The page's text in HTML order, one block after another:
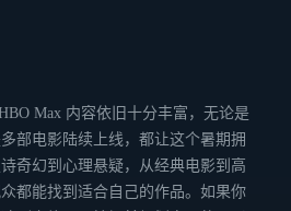
Max 内容依旧十分丰富，无论是
部电影陆续上线，都让这个暑期拥
奇幻到心理悬疑，从经典电影到高
都能找到适合自己的作品。如果你